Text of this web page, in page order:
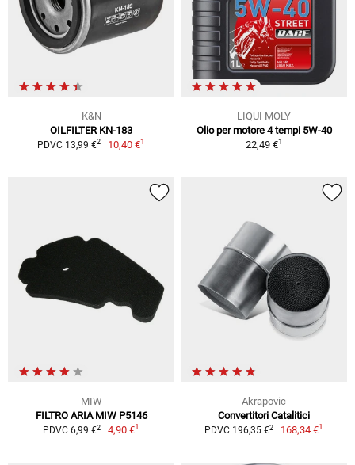
K&N
OILFILTER KN-183
PDVC 13,99 €2 10,40 €1
LIQUI MOLY
Olio per motore 4 tempi 5W-40
22,49 €1
MIW
FILTRO ARIA MIW P5146
PDVC 6,99 €2 4,90 €1
Akrapovic
Convertitori Catalitici
PDVC 196,35 €2 168,34 €1